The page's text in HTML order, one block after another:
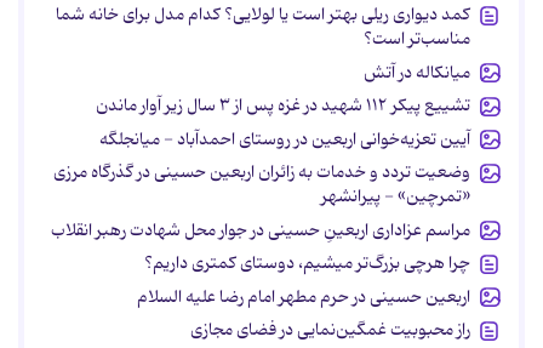
کمد دیواری ریلی بهتر است یا لولایی؟ کدام مدل برای خانه شما
مناسب‌تر است؟
میانکاله در آتش
تشییع پیکر ۱۱۲ شهید در غزه پس از ۳ سال زیر آوار ماندن
آیین تعزیه‌خوانی اربعین در روستای احمدآباد - میانجلگه
وضعیت تردد و خدمات به زائران اربعین حسینی در گذرگاه مرزی
«تمرچین» - پیرانشهر
مراسم عزاداری اربعینِ حسینی در جوار محل شهادت رهبر انقلاب
چرا هرچی بزرگ‌تر میشیم، دوستای کمتری داریم؟
اربعین حسینی در حرم مطهر امام رضا علیه السلام
راز محبوبیت غمگین‌نمایی در فضای مجازی